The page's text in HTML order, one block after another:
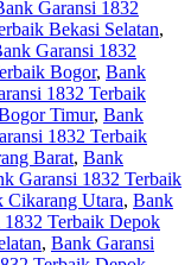
Garansi 1832
Bekasi Selatan,
Garansi 1832
Bogor, Bank
1832 Terbaik
Timur, Bank
1832 Terbaik
Barat, Bank
Garansi 1832 Terbaik
Cikarang Utara, Bank
1832 Terbaik Depok
, Bank Garansi